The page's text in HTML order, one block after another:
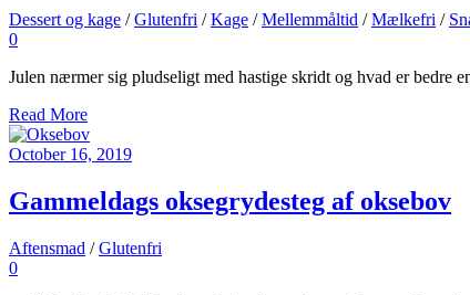
Dessert og kage /Glutenfri /Kage /Mellemmåltid /Mælkefri /
0
Julen nærmer sig pludseligt med hastige skridt og hvad er bedre
Read More
October 16, 2019
Gammeldags oksegrydesteg af oksebov
Aftensmad /Glutenfri
0